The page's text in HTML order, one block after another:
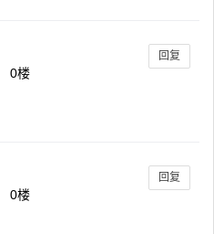
0楼
回复
0楼
回复